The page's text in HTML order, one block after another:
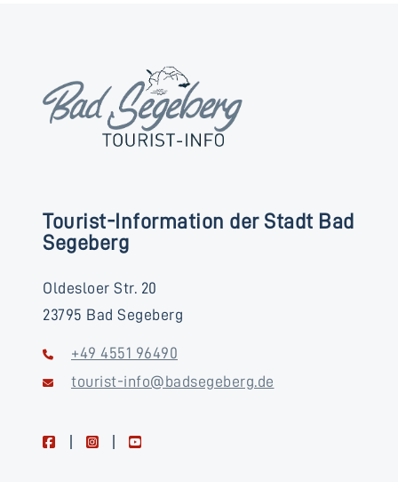
Tourist-Information der Stadt Bad
Segeberg
Oldesloer Str. 20
23795 Bad Segeberg
+49 4551 96490
tourist-info@badsegeberg.de
facebookinstagramyoutube